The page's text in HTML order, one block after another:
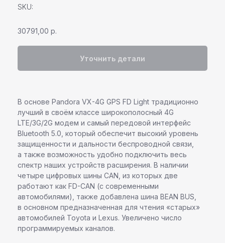
SKU:
30791,00 р.
Уточнить детали
В основе Pandora VX-4G GPS FD Light традиционно
лучший в своём классе широкополосный 4G
LTE/3G/2G модем и самый передовой интерфейс
Bluetooth 5.0, который обеспечит высокий уровень
защищенности и дальности беспроводной связи,
а также возможность удобно подключить весь
спектр наших устройств расширения. В наличии
четыре цифровых шины CAN, из которых две
работают как FD-CAN (с современными
автомобилями), также добавлена шина BEAN BUS,
в основном предназначенная для чтения «старых»
автомобилей Toyоta и Lexus. Увеличено число
программируемых каналов.